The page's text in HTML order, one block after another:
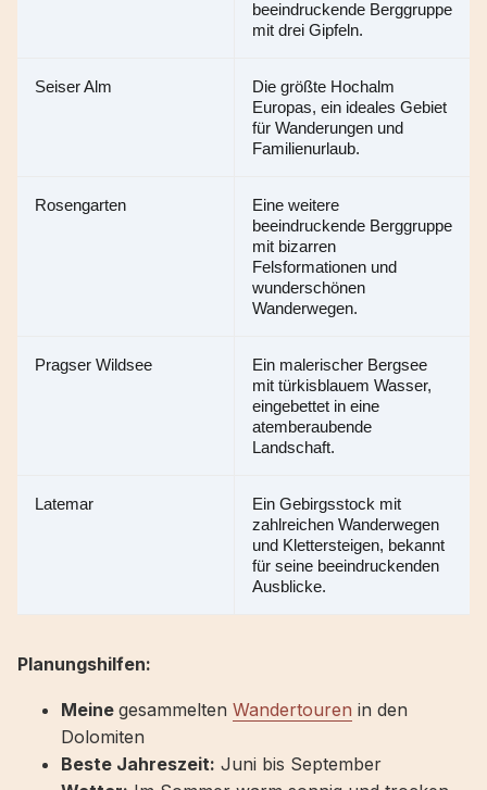
beeindruckende Berggruppe
mit drei Gipfeln.
Seiser Alm
Die größte Hochalm
Europas, ein ideales Gebiet
für Wanderungen und
Familienurlaub.
Rosengarten
Eine weitere
beeindruckende Berggruppe
mit bizarren
Felsformationen und
wunderschönen
Wanderwegen.
Pragser Wildsee
Ein malerischer Bergsee
mit türkisblauem Wasser,
eingebettet in eine
atemberaubende
Landschaft.
Latemar
Ein Gebirgsstock mit
zahlreichen Wanderwegen
und Klettersteigen, bekannt
für seine beeindruckenden
Ausblicke.
Planungshilfen:
Meine gesammelten Wandertouren in den
Dolomiten
Beste Jahreszeit: Juni bis September